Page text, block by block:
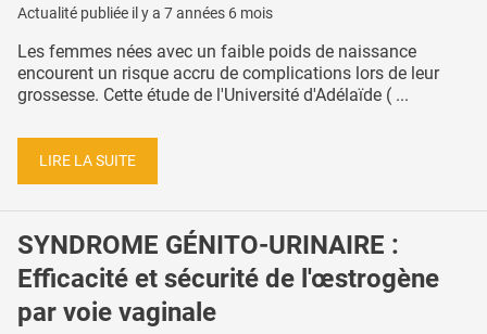
Actualité publiée il y a 7 années 6 mois
Les femmes nées avec un faible poids de naissance
encourent un risque accru de complications lors de leur
grossesse. Cette étude de l'Université d'Adélaïde ( ...
LIRE LA SUITE
SYNDROME GÉNITO-URINAIRE :
Efficacité et sécurité de l'œstrogène
par voie vaginale